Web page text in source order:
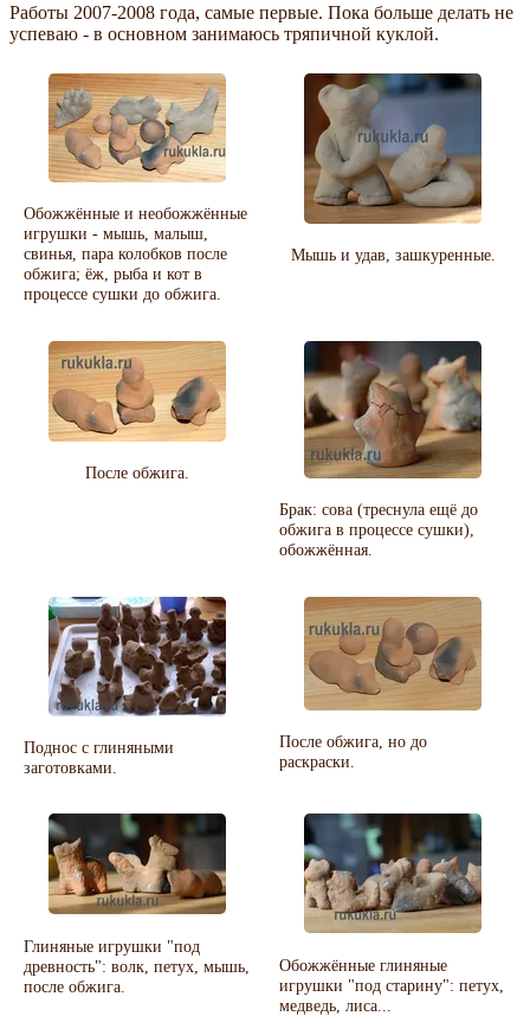
Работы 2007-2008 года, самые первые. Пока больше делать не
успеваю - в основном занимаюсь тряпичной куклой.
Обожжённые и необожжённые
игрушки - мышь, малыш,
свинья, пара колобков после
обжига; ёж, рыба и кот в
процессе сушки до обжига.
Мышь и удав, зашкуренные.
После обжига.
Брак: сова (треснула ещё до
обжига в процессе сушки),
обожжённая.
Поднос с глиняными
заготовками.
После обжига, но до
раскраски.
Глиняные игрушки "под
древность": волк, петух, мышь,
после обжига.
Обожжённые глиняные
игрушки "под старину": петух,
медведь, лиса...